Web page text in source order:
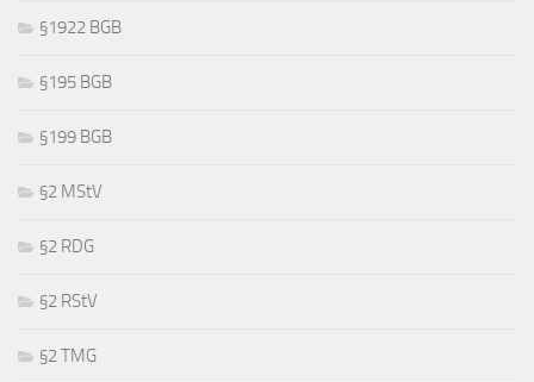
§1922 BGB
§195 BGB
§199 BGB
§2 MStV
§2 RDG
§2 RStV
§2 TMG